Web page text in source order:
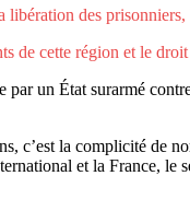
des
de cette région et le
un État surarmé
c’est la complicité de
et la France,